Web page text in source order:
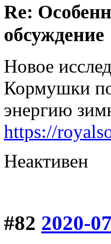
Re:
обсуждение
Новое
Кормушки
энергию
https://
Неактивен
#82 2020-